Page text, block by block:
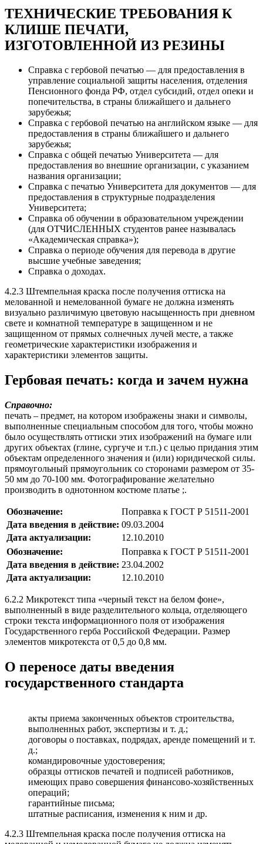
ТЕХНИЧЕСКИЕ ТРЕБОВАНИЯ К
КЛИШЕ ПЕЧАТИ,
ИЗГОТОВЛЕННОЙ ИЗ РЕЗИНЫ
Справка с гербовой печатью — для предоставления в
управление социальной защиты населения, отделения
Пенсионного фонда РФ, отдел субсидий, отдел опеки и
попечительства, в страны ближайшего и дальнего
зарубежья;
Справка с гербовой печатью на английском языке — для
предоставления в страны ближайшего и дальнего
зарубежья;
Справка с общей печатью Университета — для
предоставления во внешние организации, с указанием
названия организации;
Справка с печатью Университета для документов — для
предоставления в структурные подразделения
Университета;
Справка об обучении в образовательном учреждении
(для ОТЧИСЛЕННЫХ студентов ранее называлась
«Академическая справка»);
Справка о периоде обучения для перевода в другие
высшие учебные заведения;
Справка о доходах.
4.2.3 Штемпельная краска после получения оттиска на
мелованной и немелованной бумаге не должна изменять
визуально различимую цветовую насыщенность при дневном
свете и комнатной температуре в защищенном и не
защищенном от прямых солнечных лучей месте, а также
геометрические характеристики изображения и
характеристики элементов защиты.
Гербовая печать: когда и зачем нужна
Справочно:
печать – предмет, на котором изображены знаки и символы,
выполненные специальным способом для того, чтобы можно
было осуществлять оттиски этих изображений на бумаге или
других объектах (глине, сургуче и т.п.) с целью придания этим
объектам определенного значения и (или) юридической силы.
прямоугольный прямоугольник со сторонами размером от 35-
50 мм до 70-100 мм. Фотографирование желательно
производить в однотонном костюме платье ;.
Обозначение:
Поправка к ГОСТ Р 51511-2001
Дата введения в действие: 09.03.2004
Дата актуализации:
12.10.2010
Обозначение:
Поправка к ГОСТ Р 51511-2001
Дата введения в действие: 23.04.2002
Дата актуализации:
12.10.2010
6.2.2 Микротекст типа «черный текст на белом фоне»,
выполненный в виде разделительного кольца, отделяющего
строки текста информационного поля от изображения
Государственного герба Российской Федерации. Размер
элементов микротекста от 0,5 до 0,8 мм.
О переносе даты введения
государственного стандарта
акты приема законченных объектов строительства,
выполненных работ, экспертизы и т. д.;
договоры о поставках, подрядах, аренде помещений и т.
д.;
командировочные удостоверения;
образцы оттисков печатей и подписей работников,
имеющих право совершения финансово-хозяйственных
операций;
гарантийные письма;
штатные расписания, изменения к ним и др.
4.2.3 Штемпельная краска после получения оттиска на